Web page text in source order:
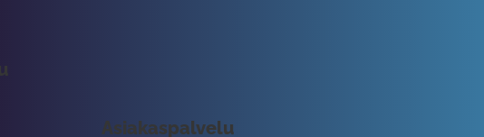
Asiakaspalvelu